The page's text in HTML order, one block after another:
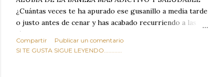
¿Cuántas veces te ha apurado ese gusanillo a media tarde
o justo antes de cenar y has acabado recurriendo a las
típicas patatas de bolsa, frutos secos fritos o snacks
ultraprocesados llenos de grasas saturadas y sodio?
Compartir
Publicar un comentario
SI TE GUSTA SIGUE LEYENDO............